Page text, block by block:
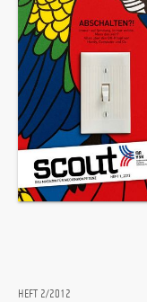
HEFT 2/2012